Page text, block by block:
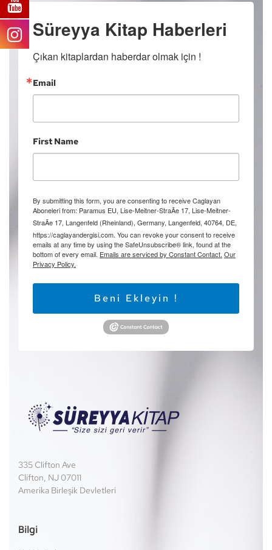
Süreyya Kitap Haberleri
Çıkan kitaplardan haberdar olmak için !
Email
First Name
By submitting this form, you are consenting to receive Caglayan
Aboneleri from: Paramus EU, Lise-Meitner-StraÃe 17, Lise-Meitner-
StraÃe 17, Langenfeld (Rheinland), Germany, Langenfeld, 40764, DE,
https://caglayandergisi.com. You can revoke your consent to receive
emails at any time by using the SafeUnsubscribe® link, found at the
bottom of every email. Emails are serviced by Constant Contact. Our
Privacy Policy.
Beni Ekleyin !
335 Clifton Ave
Clifton, NJ 07011
Amerika Birleşik Devletleri
Bilgi